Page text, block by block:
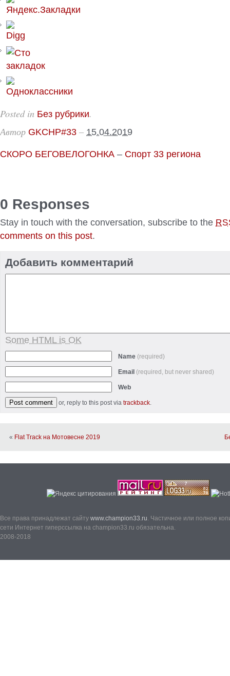
Posted in Без рубрики.
Автор GKCHP#33 – 15.04.2019
СКОРО БЕГОВЕЛОГОНКА – Спорт 33 региона
0 Responses
Stay in touch with the conversation, subscribe to the
comments on this post.
Добавить комментарий
Some HTML is OK
Name (required)
Email (required, but never shared)
Web
or, reply to this post via trackback.
« Flat Track на Мотовесне 2019
Все права принадлежат сайту www.champion33.ru. Частичное или полное
сети Интернет гиперссылка на champion33.ru обязательна.
2008-2018